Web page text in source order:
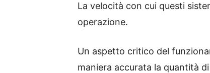
La velocità con cui questi
operazione.
Un aspetto critico del
maniera accurata la quantità